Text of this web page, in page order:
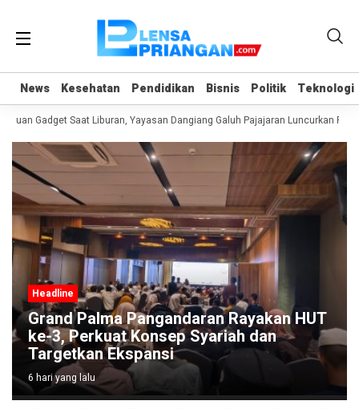
News Kesehatan Pendidikan Bisnis Politik Teknologi
News Kesehatan Pendidikan Bisnis Politik Teknologi
Gadget Saat Liburan, Yayasan Dangiang Galuh Pajajaran Luncurkan
Headline
Grand Palma Pangandaran Rayakan HUT
ke-3, Perkuat Konsep Syariah dan
Targetkan Ekspansi
6 hari yang lalu